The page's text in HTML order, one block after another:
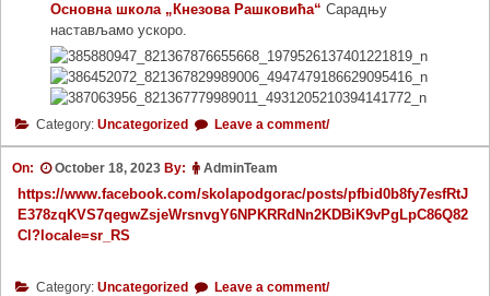
Основна школа „Кнезова Рашковића“ Сарадњу
настављамо ускоро.
Category: Uncategorized Leave a comment/
On: October 18, 2023 By: AdminTeam
https://www.facebook.com/skolapodgorac/posts/pfbid0b8fy7esfRtJ
E378zqKVS7qegwZsjeWrsnvgY6NPKRRdNn2KDBiK9vPgLpC86Q82
Cl?locale=sr_RS
Category: Uncategorized Leave a comment/